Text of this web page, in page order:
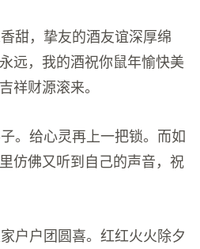
甜，挚友的酒友谊深厚绵
远，我的酒祝你鼠年愉快美
祥财源滚来。
。给心灵再上一把锁。而如
仿佛又听到自己的声音，祝
户户团圆喜。红红火火除夕